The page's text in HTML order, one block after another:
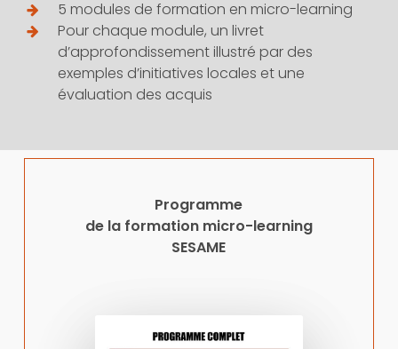
5 modules de formation en micro-learning
Pour chaque module, un livret
d’approfondissement illustré par des
exemples d’initiatives locales et une
évaluation des acquis
Programme
de la formation micro-learning
SESAME